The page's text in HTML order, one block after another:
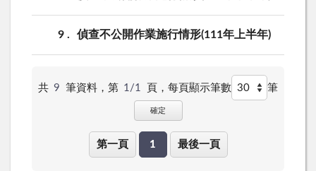
9 偵查不公開作業施行情形(111年上半年)
共 9 筆資料，第 1/1 頁， 每頁顯示筆數 筆
確定
第一頁 1 最後一頁